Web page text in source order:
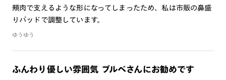
をご参照ください。
※JINS極上遠近レンズは追加料金22,000円（税込み）を頂戴いたします。
（税込み）を頂戴いたします。
頰肉で支えるような形になってしまったため、私は市販の鼻盛
りパッドで調整しています。
ゆうゆう
ふんわり優しい雰囲気 ブルベさんにお勧めです